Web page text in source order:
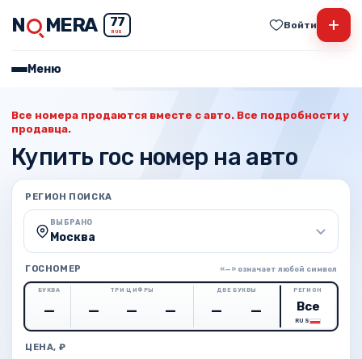
N MERA 77
RUS
Войти +
Меню
Все номера продаются вместе с авто. Все подробности у
продавца.
Купить гос номер на авто
РЕГИОН ПОИСКА
ВЫБРАНО
Москва
ГОСНОМЕР «—» означает любой символ
БУКВА ТРИ ЦИФРЫ ДВЕ БУКВЫ РЕГИОН
RUS
ЦЕНА, ₽